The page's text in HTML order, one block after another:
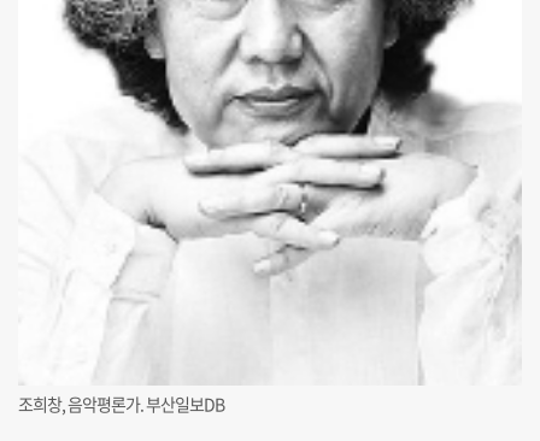
조희창, 음악평론가. 부산일보DB